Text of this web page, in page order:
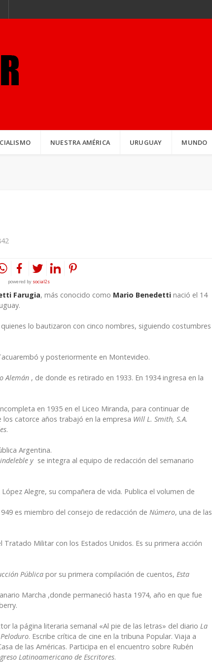
NUESTRA AMÉRICA URUGUAY MUNDO
powered by social2s
Farugia, más conocido como Mario Benedetti nació el 14
lo bautizaron con cinco nombres, siguiendo costumbres
y posteriormente en Montevideo.
Alemán , de donde es retirado en 1933. En 1934 ingresa en la
en 1935 en el Liceo Miranda, para continuar de
catorce años trabajó en la empresa Will L. Smith, S.A.
.
Argentina.
y se integra al equipo de redacción del semanario
Alegre, su compañera de vida. Publica el volumen de
es miembro del consejo de redacción de Número, una de las
Militar con los Estados Unidos. Es su primera acción
Pública por su primera compilación de cuentos, Esta
Marcha ,donde permaneció hasta 1974, año en que fue
la página literaria semanal «Al pie de las letras» del diario La
Peloduro. Escribe crítica de cine en la tribuna Popular. Viaja a
de las Américas. Participa en el encuentro sobre Rubén
Latinoamericano de Escritores.